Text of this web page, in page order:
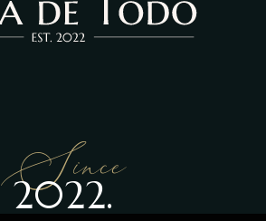
Since
2022.